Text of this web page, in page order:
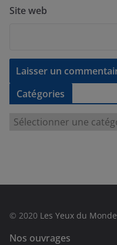
Site web
Catégories
e
© 2020 Les Yeux du Monde
Nos ouvrages